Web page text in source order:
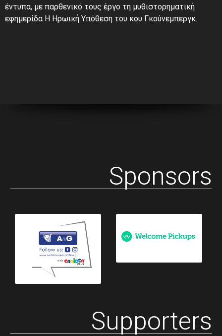
έντυπα, με παρθενικό τους έργο τη μυθιστορηματική
εφημερίδα Η Ηρωική Υπόθεση του κου Γκούνεμπεργκ.
Sponsors
Supporters